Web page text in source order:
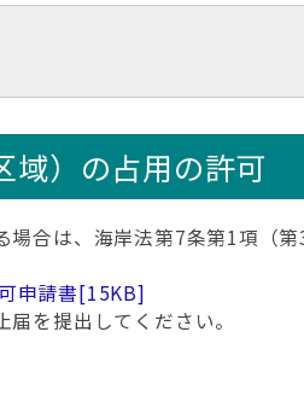
域）の占用の許可
合は、海岸法第7条第1項（
申請書[15KB]
を提出してください。